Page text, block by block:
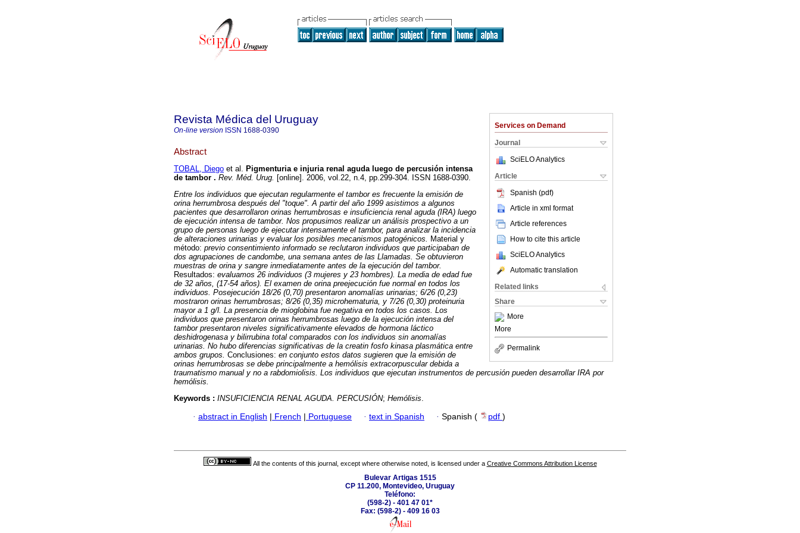
Services on Demand
Journal
SciELO Analytics
Article
Spanish (pdf)
Article in xml format
Article references
How to cite this article
SciELO Analytics
Automatic translation
Related links
Share
More
More
Permalink
Revista Médica del Uruguay
On-line version ISSN 1688-0390
Abstract
TOBAL, Diego et al. Pigmenturia e injuria renal aguda luego de percusión intensa
de tambor . Rev. Méd. Urug. [online]. 2006, vol.22, n.4, pp.299-304. ISSN 1688-0390.
Entre los individuos que ejecutan regularmente el tambor es frecuente la emisión de
orina herrumbrosa después del "toque".A partir del año 1999 asistimos a algunos
pacientes que desarrollaron orinas herrumbrosas e insuficiencia renal aguda (IRA) luego
de ejecución intensa de tambor. Nos propusimos realizar un análisis prospectivo a un
grupo de personas luego de ejecutar intensamente el tambor, para analizar la incidencia
de alteraciones urinarias y evaluar los posibles mecanismos patogénicos. Material y
método: previo consentimiento informado se reclutaron individuos que participaban de
dos agrupaciones de candombe, una semana antes de las Llamadas. Se obtuvieron
muestras de orina y sangre inmediatamente antes de la ejecución del tambor.
Resultados: evaluamos 26 individuos (3 mujeres y 23 hombres). La media de edad fue
de 32 años, (17-54 años). El examen de orina preejecución fue normal en todos los
individuos. Posejecución 18/26 (0,70) presentaron anomalías urinarias; 6/26 (0,23)
mostraron orinas herrumbrosas; 8/26 (0,35) microhematuria, y 7/26 (0,30) proteinuria
mayor a 1 g/l. La presencia de mioglobina fue negativa en todos los casos. Los
individuos que presentaron orinas herrumbrosas luego de la ejecución intensa del
tambor presentaron niveles significativamente elevados de hormona láctico
deshidrogenasa y bilirrubina total comparados con los individuos sin anomalías
urinarias. No hubo diferencias significativas de la creatin fosfo kinasa plasmática entre
ambos grupos. Conclusiones: en conjunto estos datos sugieren que la emisión de
orinas herrumbrosas se debe principalmente a hemólisis extracorpuscular debida a
traumatismo manual y no a rabdomiolisis. Los individuos que ejecutan instrumentos de percusión pueden desarrollar IRA por
hemólisis.
Keywords : INSUFICIENCIA RENAL AGUDA. PERCUSIÓN; Hemólisis.
· abstract in English | French | Portuguese · text in Spanish · Spanish ( pdf )
All the contents of this journal, except where otherwise noted, is licensed under a Creative Commons Attribution License
Bulevar Artigas 1515
CP 11.200, Montevideo, Uruguay
Teléfono:
(598-2) - 401 47 01*
Fax: (598-2) - 409 16 03